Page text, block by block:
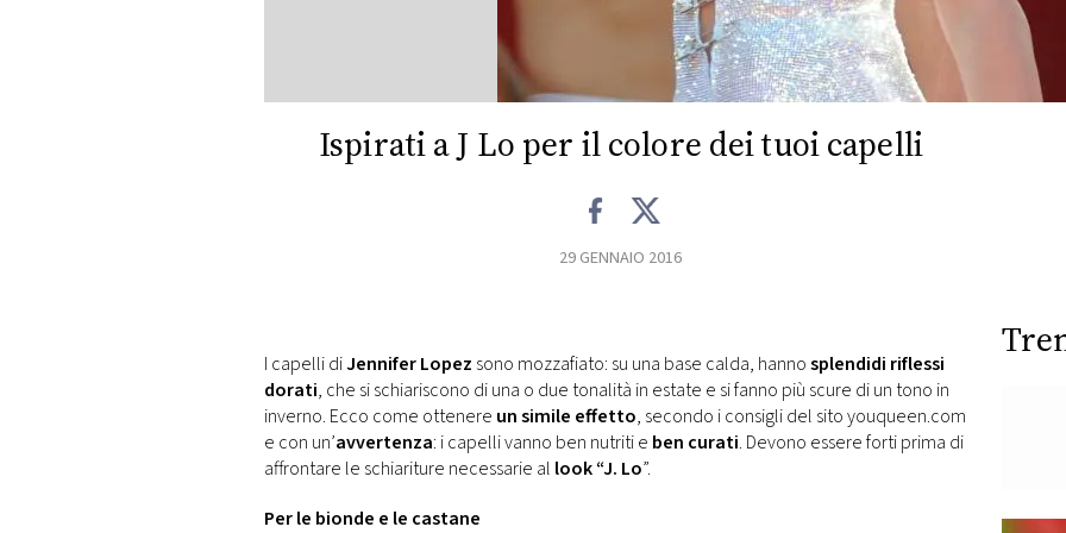
RMC
CONSIGLIAIspirati a J Lo per il colore dei tuoi capelli
29 GENNAIO 2016
I capelli diJennifer Lopez sono mozzafiato: su una base calda, hannosplendidi riflessi
dorati, che si schiariscono di una o due tonalità in estate e si fanno più scure di un tono in
inverno. Ecco come ottenere un simile effetto, secondo i consigli del sito youqueen.com
e con un’avvertenza: i capelli vanno ben nutriti e ben curati. Devono essere forti prima di
affrontare le schiariture necessarie al look “J. Lo”.
Per le bionde e le castane